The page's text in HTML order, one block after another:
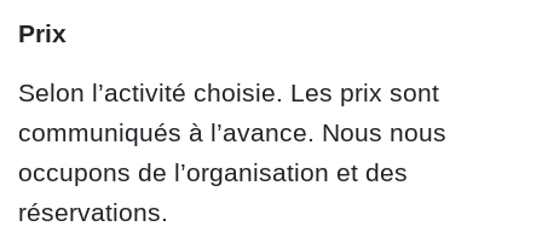
Prix
Selon l’activité choisie. Les prix sont
communiqués à l’avance. Nous nous
occupons de l’organisation et des
réservations.